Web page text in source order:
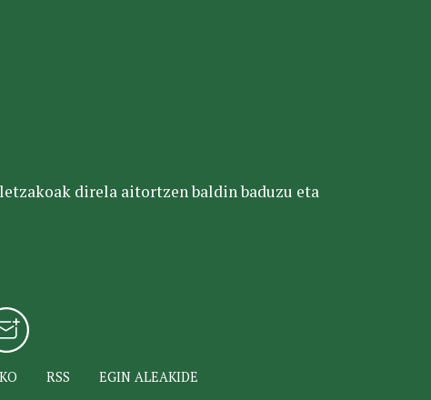
direla aitortzen baldin baduzu eta
RSS EGIN ALEAKIDE